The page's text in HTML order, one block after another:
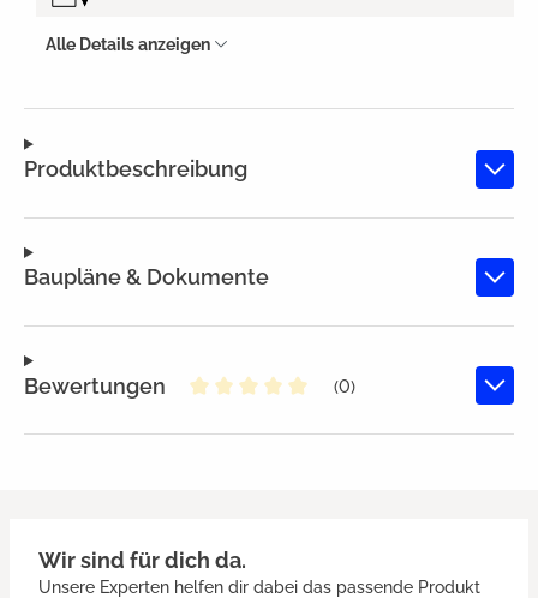
Produktbeschreibung
Baupläne & Dokumente
Bewertungen
(0)
Alle Details anzeigen
Wir sind für dich da.
Unsere Experten helfen dir dabei das passende Produkt